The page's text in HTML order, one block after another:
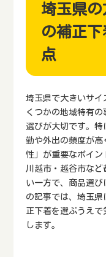
埼玉県
の補正
点
埼玉県で大きいサ
くつかの地域特有
選びが大切です。
勤や外出の頻度が
性」が重要なポイン
川越市・越谷市な
い一方で、商品選び
の記事では、埼玉
正下着を選ぶうえ
します。